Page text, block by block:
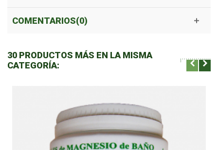
COMENTARIOS(0)
30 PRODUCTOS MÁS EN LA MISMA
CATEGORÍA: